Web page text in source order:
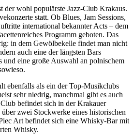
der wohl populärste Jazz-Club Krakaus.
statt. Ob Blues, Jam Sessions,
international bekannter Acts – dem
Programm geboten. Das
in dem Gewölbekelle findet man nicht
auch eine der längsten Bars
eine große Auswahl an polnischem
ebenfalls als ein der Top-Musikclubs
sehr niedrig, manchmal gibt es auch
befindet sich in der Krakauer
zwei Stockwerke eines historischen
Art befindet sich eine Whisky-Bar mit
Whisky.